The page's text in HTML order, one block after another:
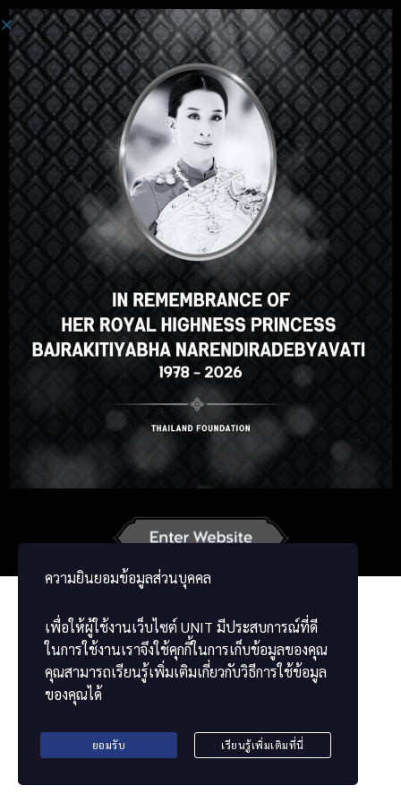
Login
Hey there, great course, right?
Do you like this course?
ENROLL COURSE
ความยินยอมข้อมูลส่วนบุคคล
เพื่อให้ผู้ใช้งานเว็บไซต์ UNIT มีประสบการณ์ที่ดี
ในการใช้งานเราจึงใช้คุกกี้ในการเก็บข้อมูลของคุณ
คุณสามารถเรียนรู้เพิ่มเติมเกี่ยวกับวิธีการใช้ข้อมูล
ของคุณได้
ยอมรับ เรียนรู้เพิ่มเติมที่นี่
Select your language
ภาษาไทย Russian
Japanese German
Chinese
ខ្មែរ